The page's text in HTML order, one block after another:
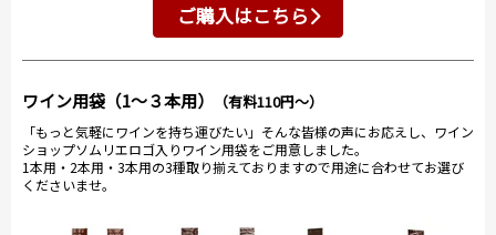
ご購入はこちら
ワイン用袋（1～３本用） （有料110円～）
「もっと気軽にワインを持ち運びたい」そんな皆様の声にお応えし、ワイン
ショップソムリエロゴ入りワイン用袋をご用意しました。
1本用・2本用・3本用の3種取り揃えておりますので用途に合わせてお選び
くださいませ。